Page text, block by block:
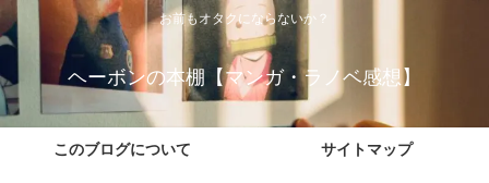
お前もオタクにならないか？
ヘーボンの本棚【マンガ・ラノベ感想】
このブログについて サイトマップ